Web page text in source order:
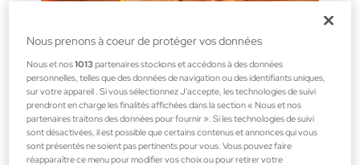
REPLICA EAU DE TOILETTE
Nous prenons à coeur de protéger vos données
Nous et nos1013partenaires stockons et accédons à des données
personnelles, telles que des données de navigation ou des identifiants uniques,
sur votre appareil . Si vous sélectionnez J'accepte, les technologies de suivi
prendront en charge les finalités affichées dans la section « Nous et nos
partenaires traitons des données pour fournir ». Si les technologies de suivi
sont désactivées, il est possible que certains contenus et annonces qui vous
sont présentés ne soient pas pertinents pour vous. Vous pouvez faire
réapparaître ce menu pour modifier vos choix ou pour retirer votre